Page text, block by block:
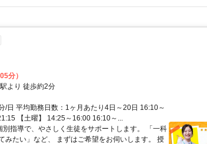
分）
より 徒歩約2分
/日 平均勤務日数：1ヶ月あたり4日～20日 16:10～
【土曜】 14:25～16:00 16:10～...
指導で、やさしく生徒をサポートします。 「一科
みたい」など、 まずはご希望をお伺いします。 授